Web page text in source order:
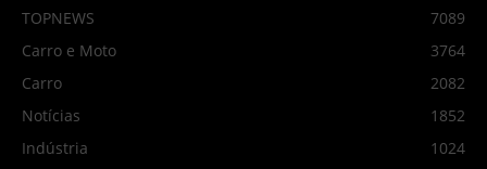
TOPNEWS
7089
Carro e Moto
3764
Carro
2082
Notícias
1852
Indústria
1024